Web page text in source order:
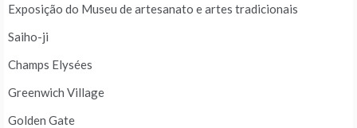
Exposição do Museu de artesanato e artes tradicionais
Saiho-ji
Champs Elysées
Greenwich Village
Golden Gate